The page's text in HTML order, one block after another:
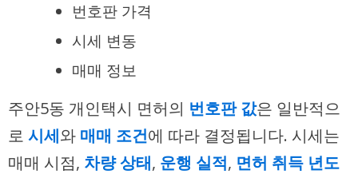
번호판 가격
시세 변동
매매 정보
주안5동 개인택시 면허의 번호판 값은 일반적으
로 시세와 매매 조건에 따라 결정됩니다. 시세는
매매 시점, 차량 상태, 운행 실적, 면허 취득 년도